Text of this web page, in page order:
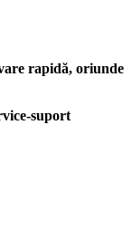
rapidă, oriunde